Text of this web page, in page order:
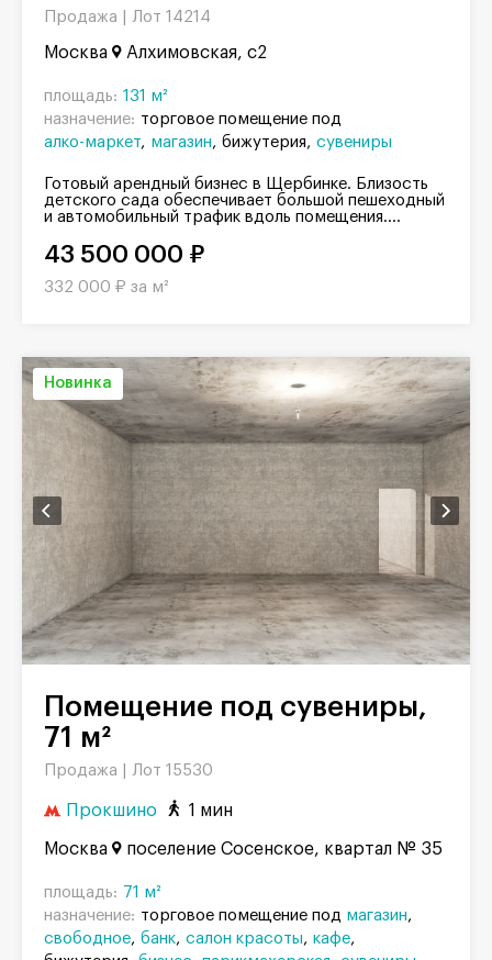
Продажа | Лот 14214
Москва Алхимовская, с2
площадь: 131 м²
назначение: торговое помещение под
алко-маркет
магазин бижутерия сувениры
Готовый арендный бизнес в Щербинке. Близость
детского сада обеспечивает большой пешеходный
и автомобильный трафик вдоль помещения....
43 500 000 ₽
332 000 ₽ за м²
Новинка
Помещение под сувениры,
71 м²
Продажа | Лот 15530
Прокшино 1 мин
Москва поселение Сосенское, квартал № 35
площадь: 71 м²
назначение: торговое помещение под магазин
свободное банк салон красоты
кафе